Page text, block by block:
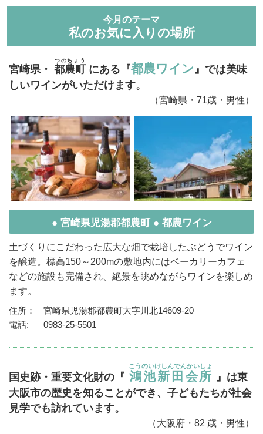
今月のテーマ
私のお気に入りの場所
宮崎県・ 都農町
つのちょう
にある『都農ワイン 』では美味
しいワインがいただけます。
（宮崎県・71歳・男性）
● 宮崎県児湯郡都農町 ● 都農ワイン
土づくりにこだわった広大な畑で栽培したぶどうでワイン
を醸造。標高150～200mの敷地内にはベーカリーカフェ
などの施設も完備され、絶景を眺めながらワインを楽しめ
ます。
住所：
宮崎県児湯郡都農町大字川北14609-20
電話:
0983-25-5501
国史跡・重要文化財の『 鴻池新田会所
こうのいけしんでんかいしょ
』は東
大阪市の歴史を知ることができ、子どもたちが社会
見学でも訪れています。
（大阪府・82 歳・男性）